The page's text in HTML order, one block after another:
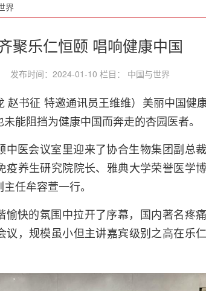
气的第一枪，为“十五五”规划献一策
界
聚乐仁恒颐 唱响健康中国
发布时间：2024-01-10 栏目： 中国与世界
赵书征 特邀通讯员王维维）美丽中国健
能阻挡为健康中国而奔走的杏园医者。
中医会议室里迎来了协合生物集团副总
疫养生研究院院长、雅典大学荣誉医学
任牟容萱一行。
愉快的氛围中拉开了序幕，国内著名疼
议，规模虽小但主讲嘉宾级别之高在乐